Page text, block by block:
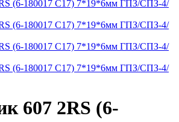
607 2RS (6-